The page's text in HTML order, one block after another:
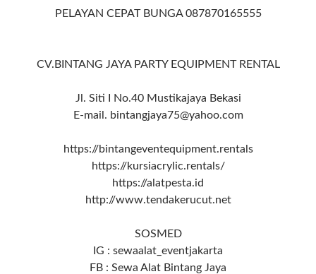
PELAYAN CEPAT BUNGA 087870165555
CV.BINTANG JAYA PARTY EQUIPMENT RENTAL
Jl. Siti I No.40 Mustikajaya Bekasi
E-mail. bintangjaya75@yahoo.com
https://bintangeventequipment.rentals
https://kursiacrylic.rentals/
https://alatpesta.id
http://www.tendakerucut.net
SOSMED
IG : sewaalat_eventjakarta
FB : Sewa Alat Bintang Jaya